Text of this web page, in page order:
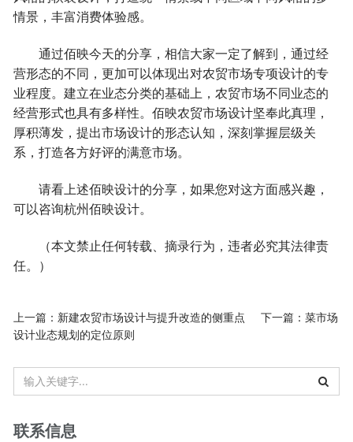
情景，丰富消费体验感。
通过佰映今天的分享，相信大家一定了解到，通过经
营形态的不同，更加可以体现出对农贸市场专项设计的专
业程度。建立在业态分类的基础上，农贸市场不同业态的
经营形式也具有多样性。佰映农贸市场设计坚奉此真理，
厚积薄发，提出市场设计的形态认知，深刻掌握层级关
系，打造各方好评的满意市场。
请看上述佰映设计的分享，如果您对这方面感兴趣，
可以咨询杭州佰映设计。
（本文禁止任何转载、摘录行为，违者必究其法律责
任。）
上一篇： 新建农贸市场设计与提升改造的侧重点 下一篇：菜市场
设计业态规划的定位原则
联系信息